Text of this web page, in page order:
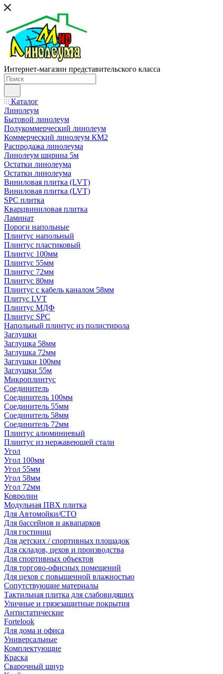
Интернет-магазин представительского класса
Каталог
Линолеум
Бытовой линолеум
Полукоммерческий линолеум
Коммерческий линолеум КМ2
Распродажа линолеума
Линолеум ширина 5м
Остатки линолеума
Остатки линолеума
Виниловая плитка (LVT)
Виниловая плитка (LVT)
SPC плитка
Кварцвиниловая плитка
Ламинат
Пороги напольные
Плинтус напольный
Плинтус пластиковый
Плинтус 100мм
Плинтус 55мм
Плинтус 72мм
Плинтус 80мм
Плинтус с кабель каналом 58мм
Плитус LVT
Плинтус МДФ
Плинтус SPC
Напольный плинтус из полистирола
Заглушки
Заглушка 58мм
Заглушка 72мм
Заглушки 100мм
Заглушки 55м
Микроплинтус
Соединитель
Соединитель 100мм
Соединитель 55мм
Соединитель 58мм
Соединитель 72мм
Плинтус алюминиевый
Плинтус из нержавеющей стали
Угол
Угол 100мм
Угол 55мм
Угол 58мм
Угол 72мм
Ковролин
Модульная ПВХ плитка
Для Автомойки/СТО
Для бассейнов и аквапарков
Для гостиниц
Для детских / спортивных площадок
Для складов, цехов и производства
Для спортивных объектов
Для торгово-офисных помещений
Для цехов с повышенной влажностью
Сопутствующие материалы
Тактильная плитка для слабовидящих
Уличные и грязезащитные покрытия
Антистатические
Fortelook
Для дома и офиса
Универсальные
Комплектующие
Краска
Сварочный шнур